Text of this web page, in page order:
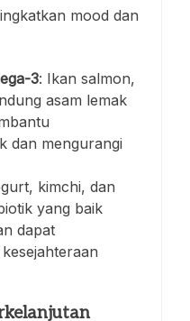
mood dan
3: Ikan salmon,
asam lemak
dan mengurangi
kimchi, dan
yang baik
dapat